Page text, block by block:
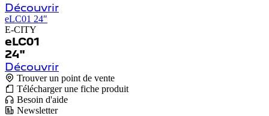
Découvrir
eLC01 24″
E-CITY
eLC01
24"
Découvrir
Trouver un point de vente
Télécharger une fiche produit
Besoin d'aide
Newsletter